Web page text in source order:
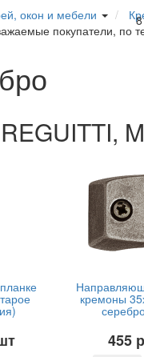
окон и мебели
покупатели, по
кремоны
455